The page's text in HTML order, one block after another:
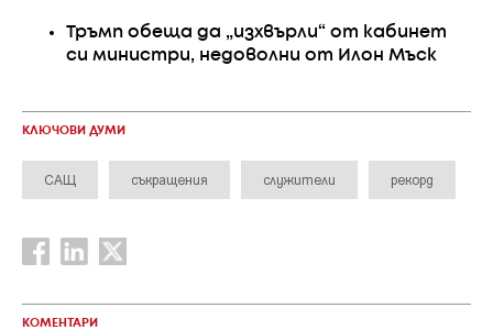
Тръмп обеща да „изхвърли“ от кабинет
си министри, недоволни от Илон Мъск
КЛЮЧОВИ ДУМИ
САЩ съкращения служители рекорд
КОМЕНТАРИ